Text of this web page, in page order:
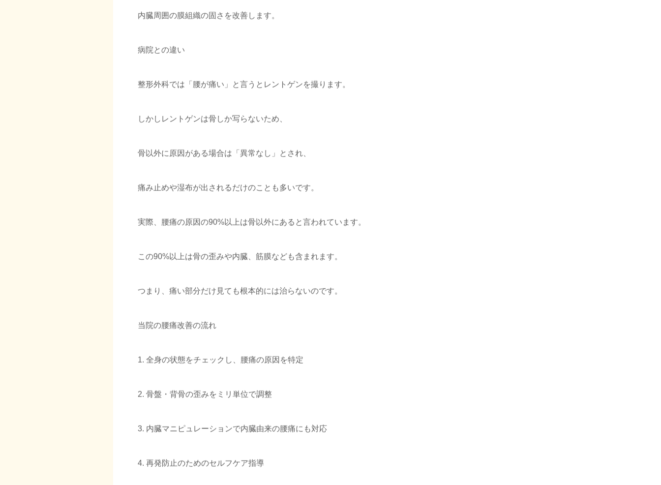
内臓周囲の膜組織の固さを改善します。
病院との違い
整形外科では「腰が痛い」と言うとレントゲンを撮ります。
しかしレントゲンは骨しか写らないため、
骨以外に原因がある場合は「異常なし」とされ、
痛み止めや湿布が出されるだけのことも多いです。
実際、腰痛の原因の90%以上は骨以外にあると言われています。
この90%以上は骨の歪みや内臓、筋膜なども含まれます。
つまり、痛い部分だけ見ても根本的には治らないのです。
当院の腰痛改善の流れ
1. 全身の状態をチェックし、腰痛の原因を特定
2. 骨盤・背骨の歪みをミリ単位で調整
3. 内臓マニピュレーションで内臓由来の腰痛にも対応
4. 再発防止のためのセルフケア指導